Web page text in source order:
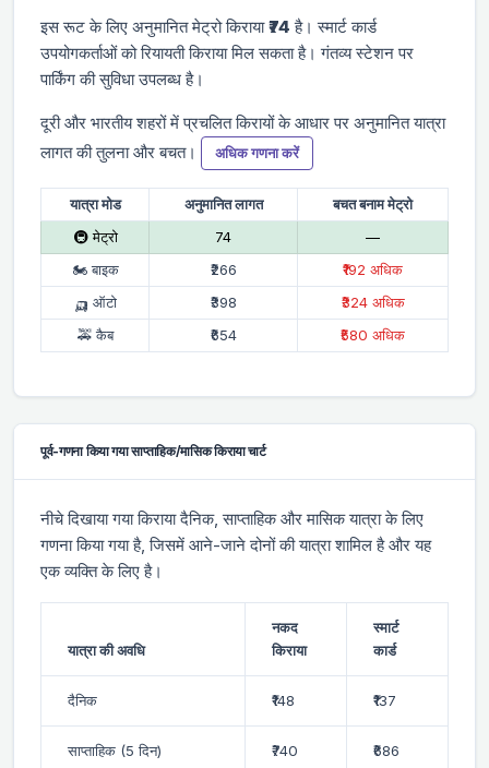
इस रूट के लिए अनुमानित मेट्रो किराया₹74 है। स्मार्ट कार्ड
उपयोगकर्ताओं को रियायती किराया मिल सकता है। गंतव्य स्टेशन पर
पार्किंग की सुविधा उपलब्ध है।
दूरी और भारतीय शहरों में प्रचलित किरायों के आधार पर अनुमानित यात्रा
लागत की तुलना और बचत।
अधिक गणना करें
यात्रा मोड अनुमानित लागत
बचत बनाम मेट्रो
🚇 मेट्रो
₹74
—
🏍 बाइक
₹266
₹192 अधिक
🛺 ऑटो
₹398
₹324 अधिक
🚕 कैब
₹654 ₹580 अधिक
पूर्व-गणना किया गया साप्ताहिक/मासिक किराया चार्ट
नीचे दिखाया गया किराया दैनिक, साप्ताहिक और मासिक यात्रा के लिए
गणना किया गया है, जिसमें आने-जाने दोनों की यात्रा शामिल है और यह
एक व्यक्ति के लिए है।
यात्रा की अवधि
नकद
किराया
स्मार्ट
कार्ड
दैनिक ₹148 ₹137
साप्ताहिक (5 दिन) ₹740 ₹686